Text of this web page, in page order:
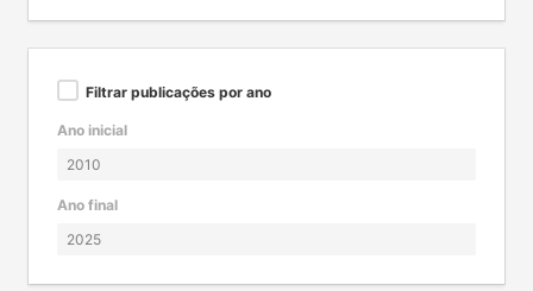
Filtrar publicações por ano
Ano inicial
Ano final